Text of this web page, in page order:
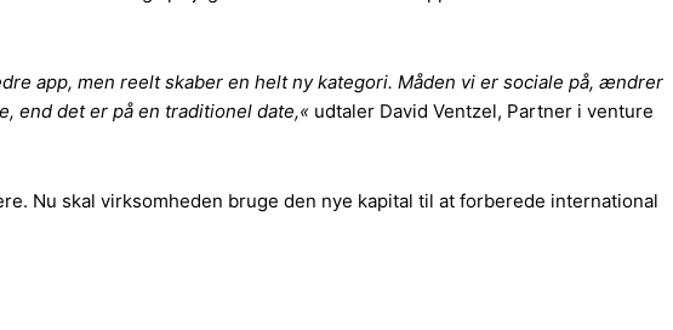
app, men reelt skaber en helt ny kategori. Måden vi er sociale på, ændrer
end det er på en traditionel date,« udtaler David Ventzel, Partner i venture
Nu skal virksomheden bruge den nye kapital til at forberede international